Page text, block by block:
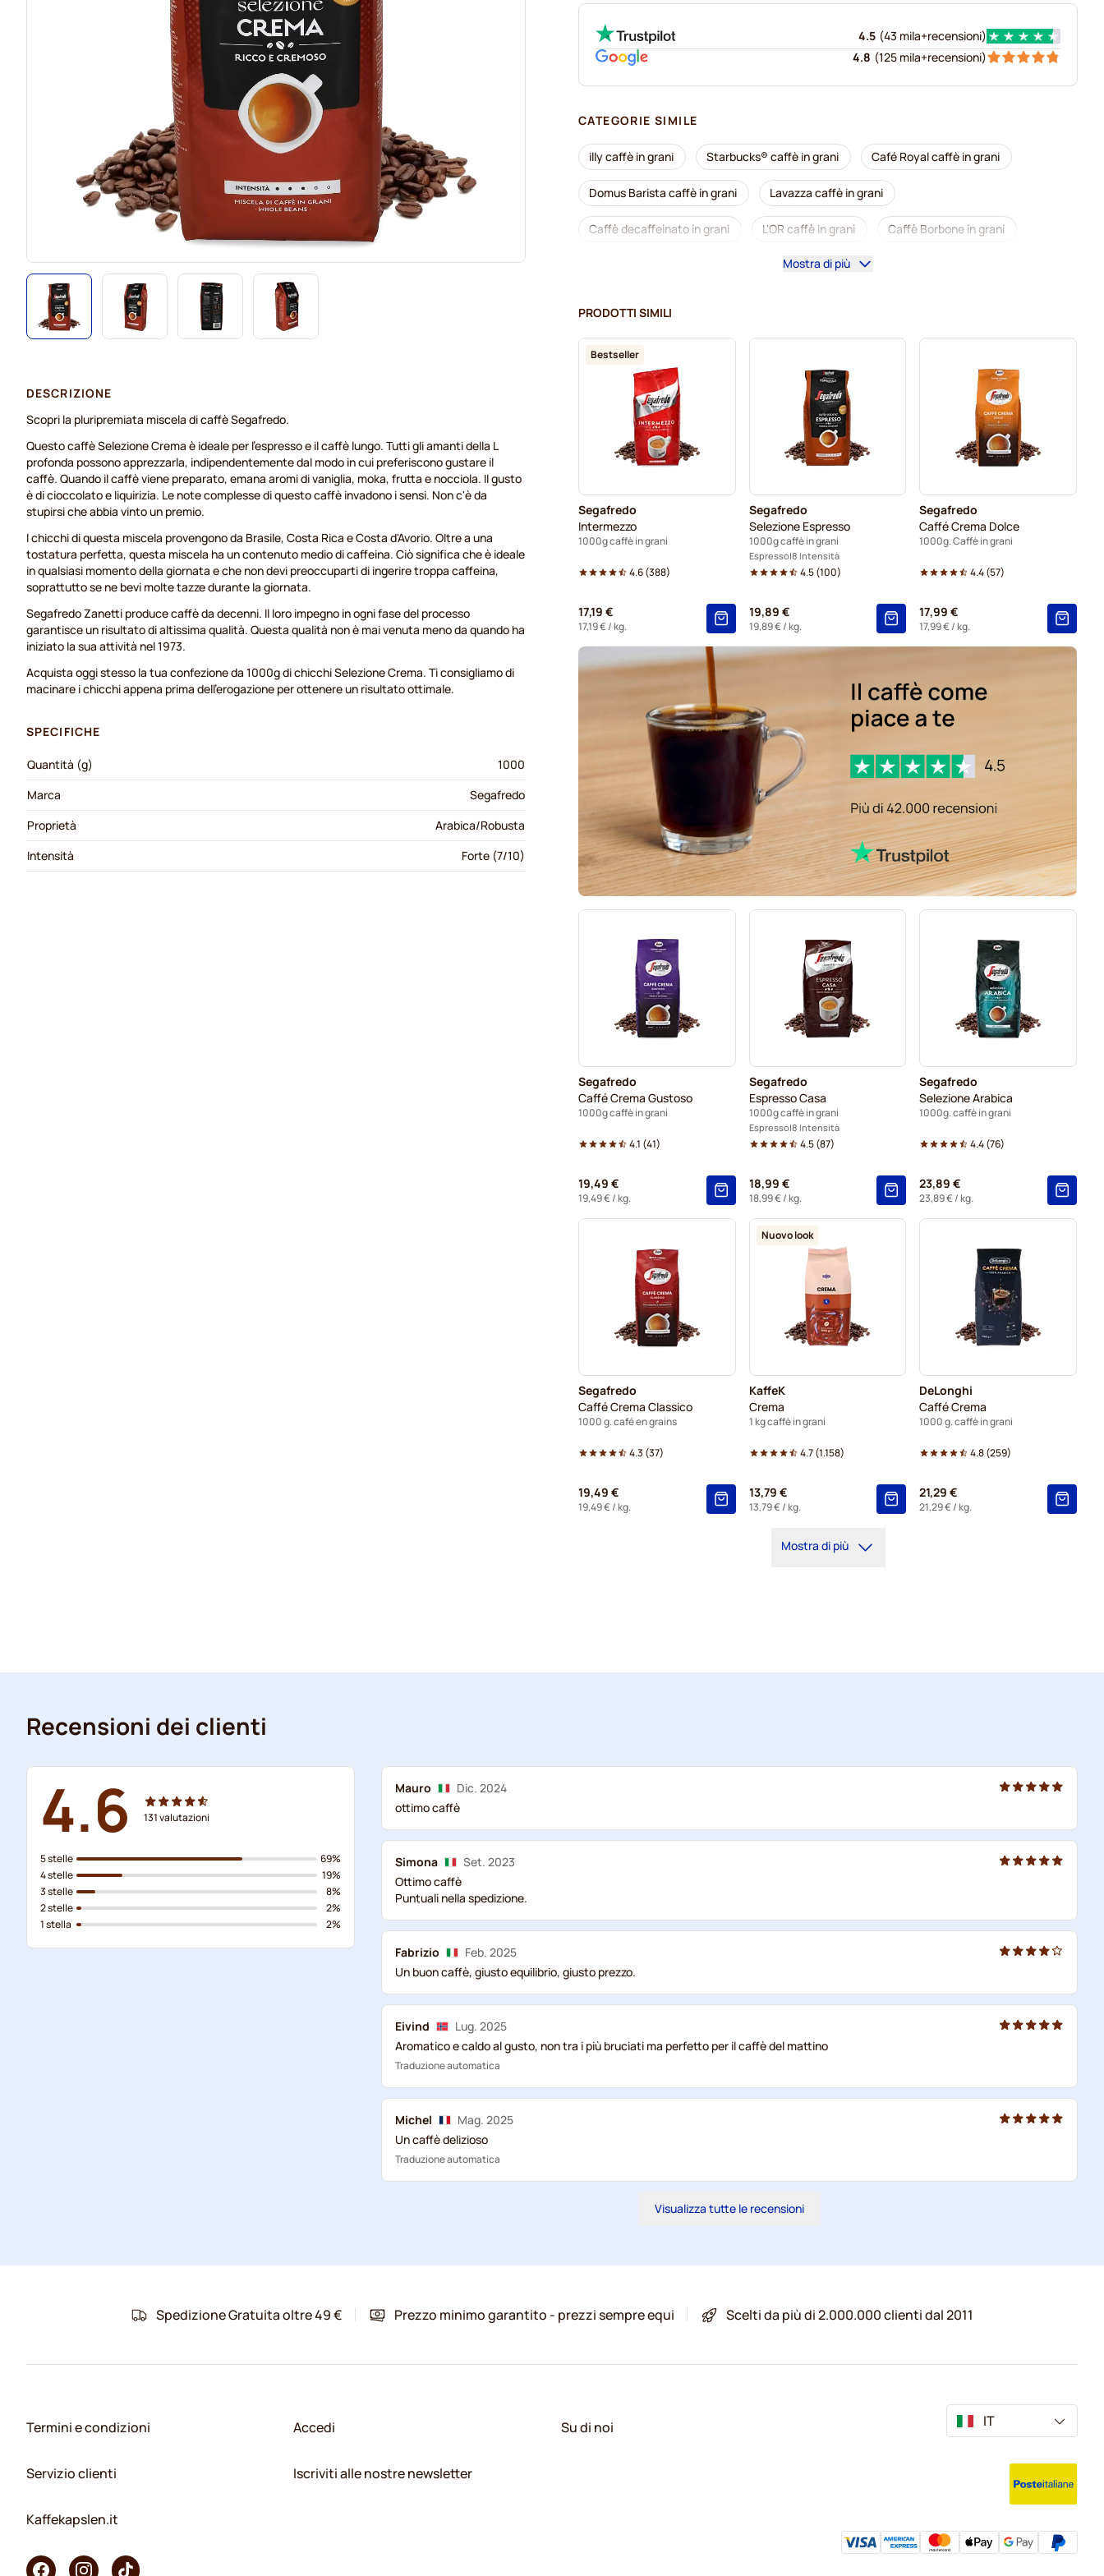
4.5 (43 mila+recensioni)
4.8 (125 mila+recensioni)
CATEGORIE SIMILE
illy caffè in grani Starbucks® caffè in grani Café Royal caffè in grani
Domus Barista caffè in grani Lavazza caffè in grani
Caffè decaffeinato in grani L'OR caffè in grani Caffè Borbone in grani
Garibaldi caffè in grani
Caffè in grani Kaffekapslen Delonghi caffè in grani per espresso
Mostra di più
PRODOTTI SIMILI
Bestseller
Segafredo
Intermezzo
1000g caffè in grani
4.6(388)
17,19 €
17,19 €/ kg.
Segafredo
Selezione Espresso
1000g caffè in grani
Espresso 8 Intensità
4.5(100)
19,89 €
19,89 €/ kg.
Segafredo
Caffé Crema Dolce
1000g. Caffè in grani
4.4(57)
17,99 €
17,99 €/ kg.
Segafredo
Caffé Crema Gustoso
1000g caffè in grani
4.1 (41)
19,49 €
19,49 €/ kg.
Segafredo
Espresso Casa
1000g caffè in grani
Espresso 8 Intensità
4.5(87)
18,99 €
18,99 €/ kg.
Segafredo
Selezione Arabica
1000g. caffè in grani
4.4(76)
23,89 €
23,89 €/ kg.
Segafredo
Caffé Crema Classico
1000 g. café en grains
4.3 (37)
19,49 €
19,49 €/ kg.
Nuovo look
KaffeK
Crema
1 kg caffè in grani
4.7(1.158)
13,79 €
13,79 €/ kg.
DeLonghi
Caffé Crema
1000 g. caffè in grani
4.8(259)
21,29 €
21,29 €/ kg.
Mostra di più
DESCRIZIONE
Scopri la pluripremiata miscela di caffè Segafredo.
Questo caffè Selezione Crema è ideale per l'espresso e il caffè lungo. Tutti gli amanti della L
profonda possono apprezzarla, indipendentemente dal modo in cui preferiscono gustare il
caffè. Quando il caffè viene preparato, emana aromi di vaniglia, moka, frutta e nocciola. Il gusto
è di cioccolato e liquirizia. Le note complesse di questo caffè invadono i sensi. Non c'è da
stupirsi che abbia vinto un premio.
I chicchi di questa miscela provengono da Brasile, Costa Rica e Costa d'Avorio. Oltre a una
tostatura perfetta, questa miscela ha un contenuto medio di caffeina. Ciò significa che è ideale
in qualsiasi momento della giornata e che non devi preoccuparti di ingerire troppa caffeina,
soprattutto se ne bevi molte tazze durante la giornata.
Segafredo Zanetti produce caffè da decenni. Il loro impegno in ogni fase del processo
garantisce un risultato di altissima qualità. Questa qualità non è mai venuta meno da quando ha
iniziato la sua attività nel 1973.
Acquista oggi stesso la tua confezione da 1000g di chicchi Selezione Crema. Ti consigliamo di
macinare i chicchi appena prima dell'erogazione per ottenere un risultato ottimale.
SPECIFICHE
Quantità (g)
1000
Marca
Segafredo
Proprietà
Arabica/Robusta
Intensità
Forte (7/10)
Recensioni dei clienti
4.6 131valutazioni
5 stelle
4 stelle
3 stelle
2 stelle
1 stella
69%
19%
8%
2%
2%
Mauro
Dic. 2024
ottimo caffè
Simona
Set. 2023
Ottimo caffè
Puntuali nella spedizione.
Fabrizio
Feb. 2025
Un buon caffè, giusto equilibrio, giusto prezzo.
Eivind
Lug. 2025
Aromatico e caldo al gusto, non tra i più bruciati ma perfetto per il caffè del mattino
Traduzione automatica
Michel
Mag. 2025
Un caffè delizioso
Traduzione automatica
Visualizza tutte le recensioni
Spedizione Gratuita oltre 49 € Prezzo minimo garantito - prezzi sempre equi Scelti da più di 2.000.000 clienti dal 2011
Termini e condizioni
Servizio clienti
Kaffekapslen.it
Accedi
Iscriviti alle nostre newsletter
Su di noi IT